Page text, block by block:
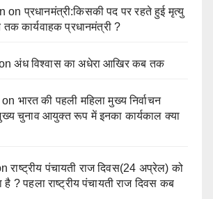
onप्रधानमंत्री:किसकी पद पर रहते हुई मृत्यु
कार्यवाहक प्रधानमंत्री ?
अंध विश्वास का अधेरा आखिर कब तक
on भारत की पहली महिला मुख्य निर्वाचन
चुनाव आयुक्त रूप में इनका कार्यकाल क्या
राष्ट्रीय पंचायती राज दिवस(24 अप्रेल) को
है ? पहला राष्ट्रीय पंचायती राज दिवस कब